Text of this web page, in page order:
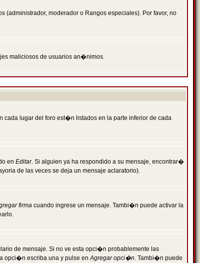
moderador o Rangos especiales). Por favor, no
maliciosos de usuarios an�nimos.
lugar del foro est�n listados en la parte inferior de cada
en Editar. Si alguien ya ha respondido a su mensaje, encontrar�
de las veces se deja un mensaje aclaratorio).
firma cuando ingrese un mensaje. Tambi�n puede activar la
de mensaje. Si no ve esta opci�n probablemente las
opci�n escriba una y pulse enAgregar opci�n. Tambi�n puede